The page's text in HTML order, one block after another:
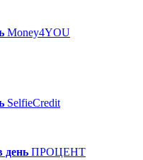
Money4YOU
SelfieCredit
день ПРОЦЕНТ